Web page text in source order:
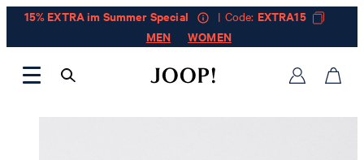
15% EXTRA im Summer Special | Code: EXTRA15
MEN
WOMEN